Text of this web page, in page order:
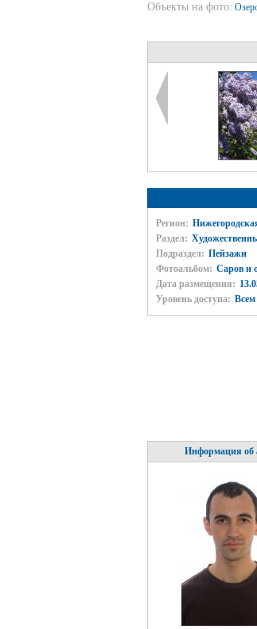
Объекты на фото:
Регион:
Раздел:
Подраздел: Пейзажи
Фотоальбом: Саров и
Дата размещения:
Уровень доступа: Всем
Информация об